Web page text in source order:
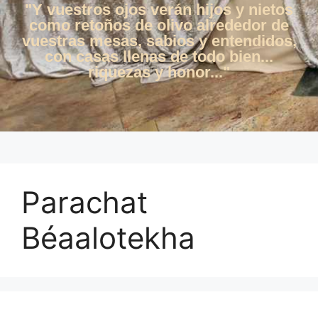
"Y vuestros ojos verán hijos y nietos
como retoños de olivo alrededor de
vuestras mesas, sabios y entendidos,
con casas llenas de todo bien...
riquezas y honor..."
Parachat
Béaalotekha